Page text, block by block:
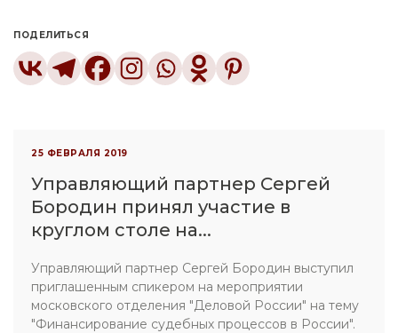
ПОДЕЛИТЬСЯ
25 ФЕВРАЛЯ 2019
Управляющий партнер Сергей
Бородин принял участие в
круглом столе на...
Управляющий партнер Сергей Бородин выступил
приглашенным спикером на мероприятии
московского отделения "Деловой России" на тему
"Финансирование судебных процессов в России".